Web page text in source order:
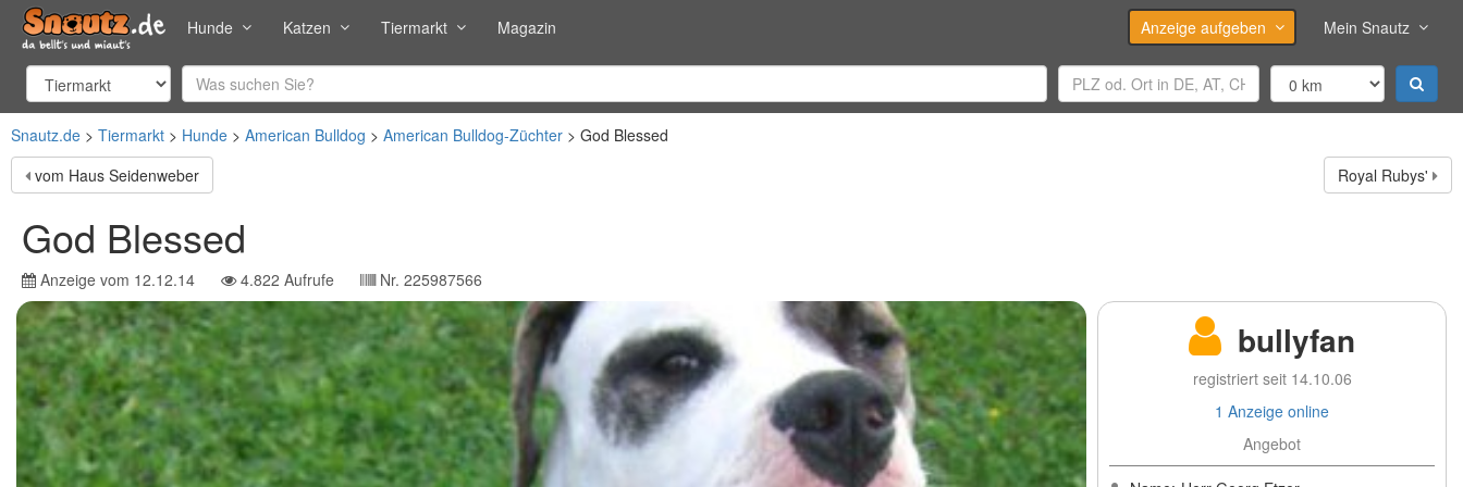
Hunde Katzen Tiermarkt Magazin Anzeige aufgeben Mein Snautz
Snautz.de Tiermarkt Hunde American Bulldog American Bulldog-Züchter
God Blessed
vom Haus Seidenweber
Royal Rubys'
God Blessed
Anzeige vom 12.12.14 4.822 Aufrufe Nr. 225987566
bullyfan
registriert seit 14.10.06
1 Anzeige online
Angebot